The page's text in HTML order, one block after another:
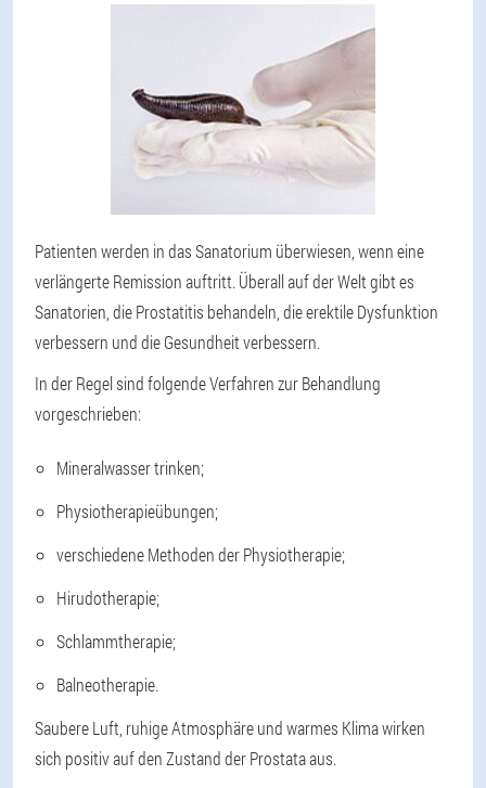
Patienten werden in das Sanatorium überwiesen, wenn eine
verlängerte Remission auftritt. Überall auf der Welt gibt es
Sanatorien, die Prostatitis behandeln, die erektile Dysfunktion
verbessern und die Gesundheit verbessern.
In der Regel sind folgende Verfahren zur Behandlung
vorgeschrieben:
Mineralwasser trinken;
Physiotherapieübungen;
verschiedene Methoden der Physiotherapie;
Hirudotherapie;
Schlammtherapie;
Balneotherapie.
Saubere Luft, ruhige Atmosphäre und warmes Klima wirken
sich positiv auf den Zustand der Prostata aus.